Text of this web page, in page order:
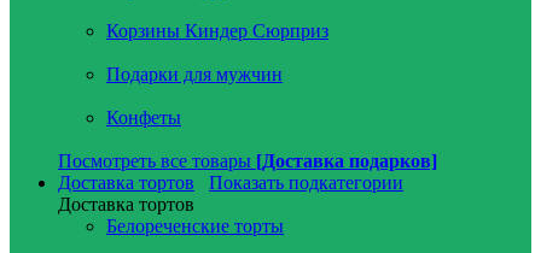
Корзины Киндер Сюрприз
Подарки для мужчин
Конфеты
Посмотреть все товары [Доставка подарков]
Доставка тортов
Показать подкатегории
Доставка тортов
Белореченские торты